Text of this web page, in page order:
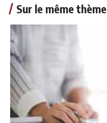
Sur le même thème